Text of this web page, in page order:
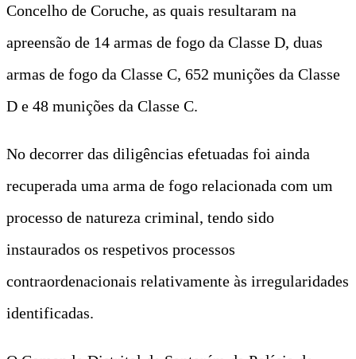
Concelho de Coruche, as quais resultaram na
apreensão de 14 armas de fogo da Classe D, duas
armas de fogo da Classe C, 652 munições da Classe
D e 48 munições da Classe C.
No decorrer das diligências efetuadas foi ainda
recuperada uma arma de fogo relacionada com um
processo de natureza criminal, tendo sido
instaurados os respetivos processos
contraordenacionais relativamente às irregularidades
identificadas.